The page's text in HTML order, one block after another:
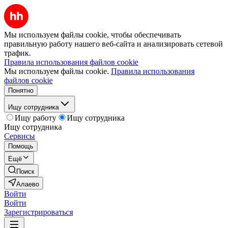
Мы используем файлы cookie, чтобы обеспечивать
правильную работу нашего веб-сайта и анализировать сетевой
трафик.
Правила использования файлов cookie
Мы используем файлы cookie. Правила использования
файлов cookie
Понятно
Ищу сотрудника
Ищу работу
Ищу сотрудника
Ищу сотрудника
Сервисы
Помощь
Ещё
Поиск
Алаево
Войти
Войти
Зарегистрироваться